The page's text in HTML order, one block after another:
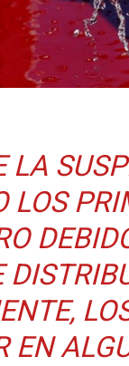
LA
LOS
EN